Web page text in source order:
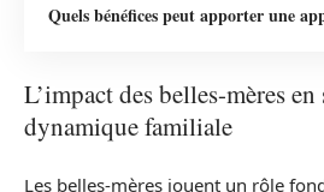
Quels bénéfices peut apporter une
L’impact des belles-mères
dynamique familiale
Les belles-mères jouent un rôle